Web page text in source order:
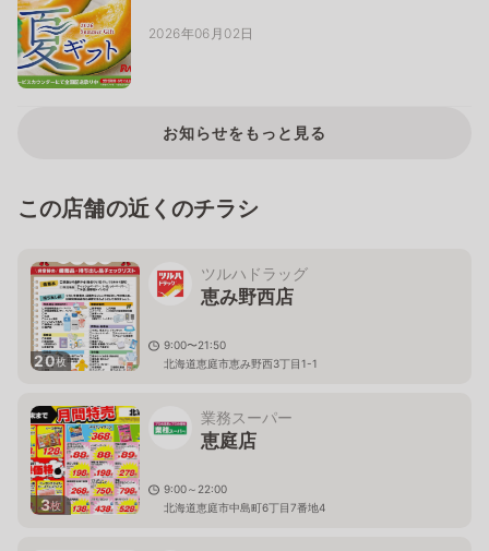
2026年06月02日
お知らせをもっと見る
この店舗の近くのチラシ
20枚
ツルハドラッグ
恵み野西店
9:00〜21:50
北海道恵庭市恵み野西3丁目1-1
3枚
業務スーパー
恵庭店
9:00～22:00
北海道恵庭市中島町6丁目7番地4